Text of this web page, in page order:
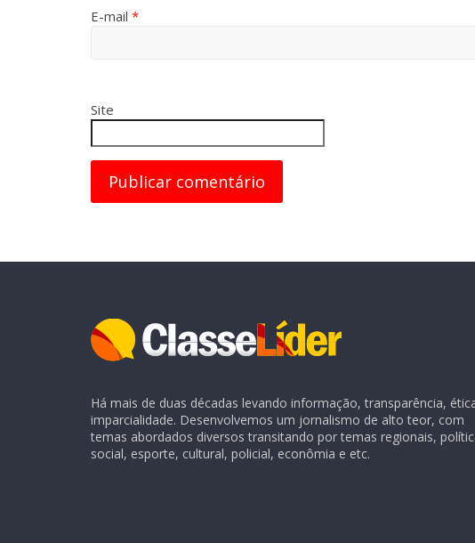
E-mail *
Site
Há mais de duas décadas levando informação, transparência,
imparcialidade. Desenvolvemos um jornalismo de alto teor, com
temas abordados diversos transitando por temas regionais,
social, esporte, cultural, policial, econômia e etc.